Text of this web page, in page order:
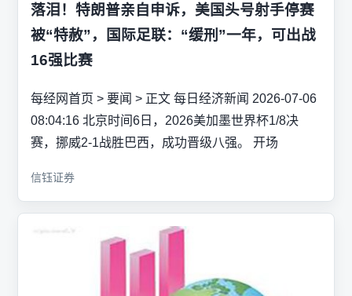
落泪！特朗普亲自申诉，美国头号射手停赛
被“特赦”，国际足联：“缓刑”一年，可出战
16强比赛
每经网首页 > 要闻 > 正文 每日经济新闻 2026-07-06
08:04:16 北京时间6日，2026美加墨世界杯1/8决
赛，挪威2-1战胜巴西，成功晋级八强。 开场
信钰证券